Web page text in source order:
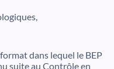
dans lequel le BEP
suite au Contrôle en